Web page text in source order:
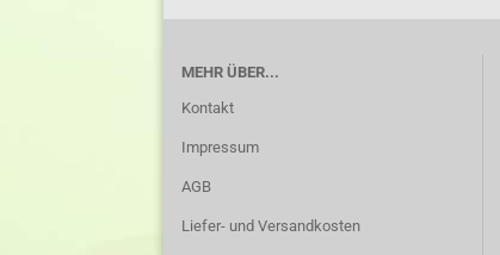
MEHR ÜBER...
Kontakt
Impressum
AGB
Liefer- und Versandkosten